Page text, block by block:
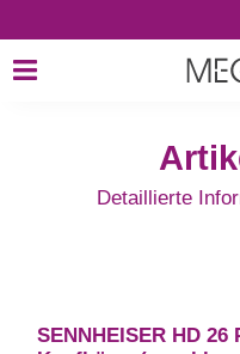
Detaillierte
SENNHEISER HD